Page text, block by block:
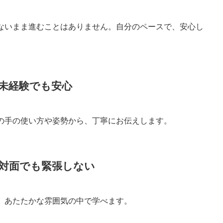
まま進むことはありません。自分のペースで、安心し
経験でも安心
の使い方や姿勢から、丁寧にお伝えします。
面でも緊張しない
たたかな雰囲気の中で学べます。